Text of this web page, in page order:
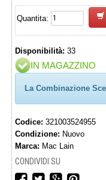
Quantita:
Disponibilità: 33
IN MAGAZZINO
La Combinazione
Codice: 321003524955
Condizione: Nuovo
Marca: Mac Lain
CONDIVIDI SU